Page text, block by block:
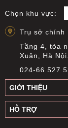
Chọn khu vực:
Trụ sở chính
Tầng 4, tòa
Xuân, Hà Nội.
024-66 527
Văn phòng
Tầng 14,
GIỚI THIỆU
HỖ TRỢ